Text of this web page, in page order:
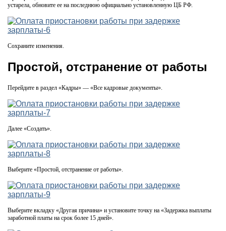
устарела, обновите ее на последнюю официально установленную ЦБ РФ.
Сохраните изменения.
Простой, отстранение от работы
Перейдите в раздел «Кадры» — «Все кадровые документы».
Далее «Создать».
Выберите «Простой, отстранение от работы».
Выберите вкладку «Другая причина» и установите точку на «Задержка выплаты
заработной платы на срок более 15 дней».